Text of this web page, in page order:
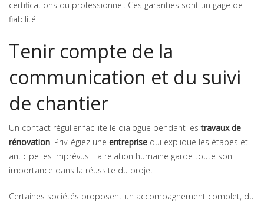
certifications du professionnel. Ces garanties sont un gage de
fiabilité.
Tenir compte de la
communication et du suivi
de chantier
Un contact régulier facilite le dialogue pendant lestravaux de
rénovation. Privilégiez une entreprise qui explique les étapes et
anticipe les imprévus. La relation humaine garde toute son
importance dans la réussite du projet.
Certaines sociétés proposent un accompagnement complet, du